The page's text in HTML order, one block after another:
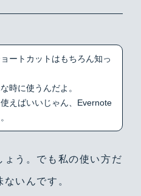
ートカットはもちろん知っ
時に使うんだよ。
使えばいいじゃん、Evernote
ょう。でも私の使い方だ
いんです。